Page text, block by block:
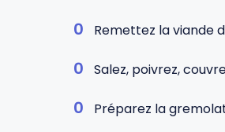
Remettez la viande
Salez, poivrez,
Préparez la